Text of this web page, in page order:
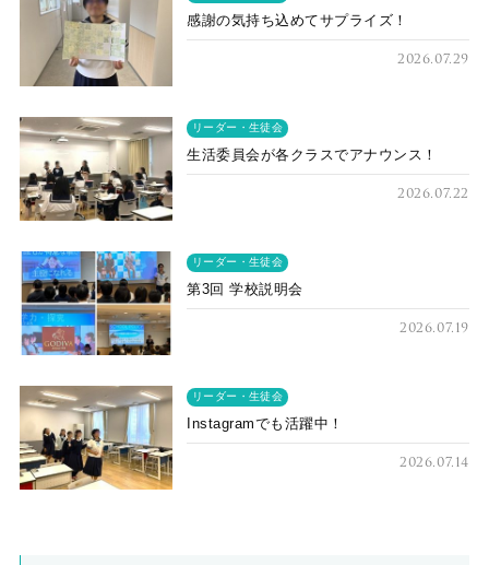
感謝の気持ち込めてサプライズ！
2026.07.29
リーダー・生徒会
生活委員会が各クラスでアナウンス！
2026.07.22
リーダー・生徒会
第3回 学校説明会
2026.07.19
リーダー・生徒会
Instagramでも活躍中！
2026.07.14